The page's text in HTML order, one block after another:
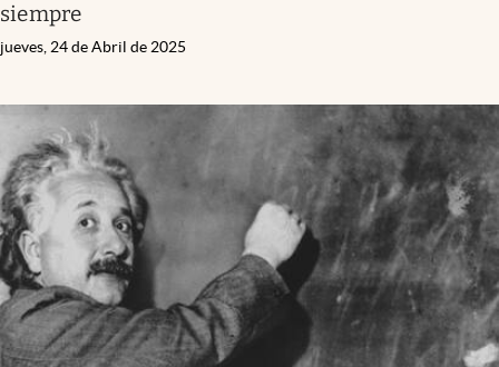
siempre
jueves, 24 de Abril de 2025